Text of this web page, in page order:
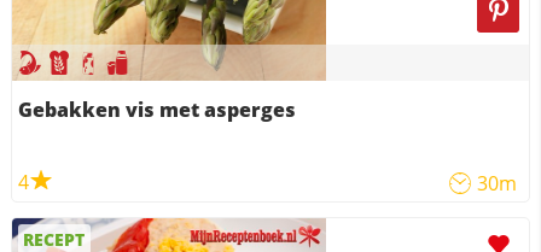
Gebakken vis met asperges
4 30m
RECEPT